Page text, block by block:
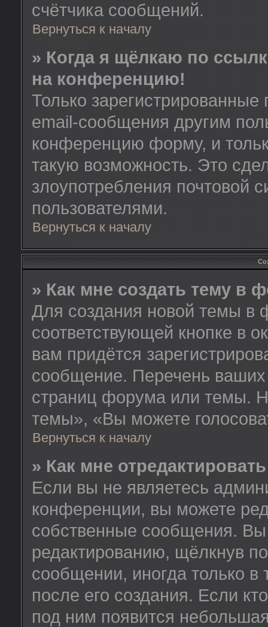
счётчика сообщений.
Вернуться к началу
» Когда я щёлкаю по
на конференцию!
Только зарегистрированные
email-сообщения другим
конференцию форму, и
такую возможность. Это
злоупотребления почтовой
пользователями.
Вернуться к началу
» Как мне создать тему в
Для создания новой темы в
соответствующей кнопке в
вам придётся
сообщение. Перечень ваших
страниц форума или темы.
темы», «Вы можете
Вернуться к началу
» Как мне
Если вы не являетесь
конференции, вы можете
собственные сообщения.
редактированию, щёлкнув
сообщении, иногда только в
после его создания. Если
под ним появится